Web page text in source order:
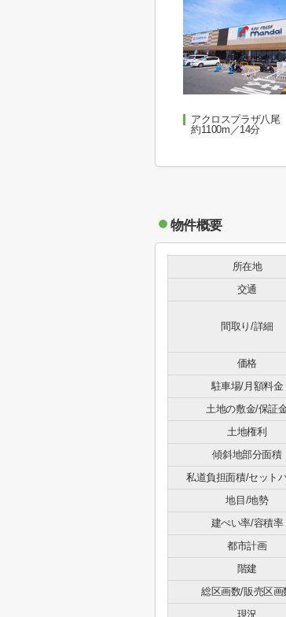
アクロスプラザ八尾
約1100m／14分
物件概要
所在地
交通
間取り/詳細
価格
駐車場/月額料金
土地の敷金/保証
土地権利
傾斜地部分面積
私道負担面積/セット
地目/地勢
建ぺい率/容積率
都市計画
階建
総区画数/販売区画
現況